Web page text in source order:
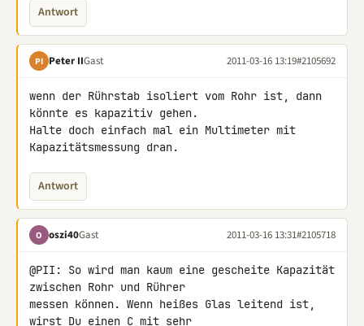
Antwort
PI Peter IIGast 2011-03-16 13:19#2105692
wenn der Rührstab isoliert vom Rohr ist, dann
könnte es kapazitiv gehen.
Halte doch einfach mal ein Multimeter mit
Kapazitätsmessung dran.
Antwort
O oszi40Gast 2011-03-16 13:31#2105718
@PII: So wird man kaum eine gescheite Kapazität
zwischen Rohr und Rührer
messen können. Wenn heißes Glas leitend ist,
wirst Du einen C mit sehr